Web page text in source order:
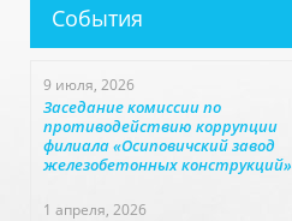
События
9 июля, 2026
Заседание комиссии по
противодействию коррупции
филиала «Осиповичский завод
железобетонных конструкций»
1 апреля, 2026